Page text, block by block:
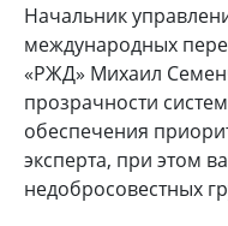
Начальник
международных
«РЖД» Михаил
прозрачности
обеспечения
эксперта, при этом
недобросовестных